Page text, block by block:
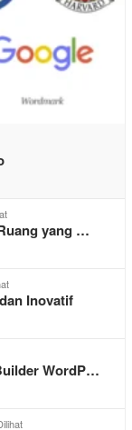
yang …
Inovatif
WordP…